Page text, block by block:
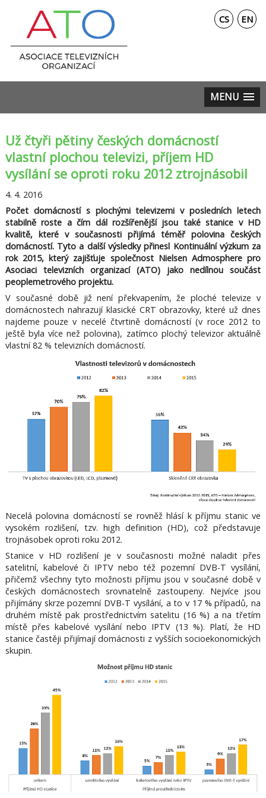
CS EN
MENU
Už čtyři pětiny českých domácností
vlastní plochou televizi, příjem HD
vysílání se oproti roku 2012 ztrojnásobil
4. 4. 2016
Počet domácností s plochými televizemi v posledních letech
stabilně roste a čím dál rozšířenější jsou také stanice v HD
kvalitě, které v současnosti přijímá téměř polovina českých
domácností. Tyto a další výsledky přinesl Kontinuální výzkum za
rok 2015, který zajišťuje společnost Nielsen Admosphere pro
Asociaci televizních organizací (ATO) jako nedílnou součást
peoplemetrového projektu.
V současné době již není překvapením, že ploché televize v
domácnostech nahrazují klasické CRT obrazovky, které už dnes
najdeme pouze v necelé čtvrtině domácností (v roce 2012 to
ještě byla více než polovina), zatímco plochý televizor aktuálně
vlastní 82 % televizních domácností.
Necelá polovina domácností se rovněž hlásí k příjmu stanic ve
vysokém rozlišení, tzv. high definition (HD), což představuje
trojnásobek oproti roku 2012.
Stanice v HD rozlišení je v současnosti možné naladit přes
satelitní, kabelové či IPTV nebo též pozemní DVB-T vysílání,
přičemž všechny tyto možnosti příjmu jsou v současné době v
českých domácnostech srovnatelně zastoupeny. Nejvíce jsou
přijímány skrze pozemní DVB-T vysílání, a to v 17 % případů, na
druhém místě pak prostřednictvím satelitu (16 %) a na třetím
místě přes kabelové vysílání nebo IPTV (13 %). Platí, že HD
stanice častěji přijímají domácnosti z vyšších socioekonomických
skupin.